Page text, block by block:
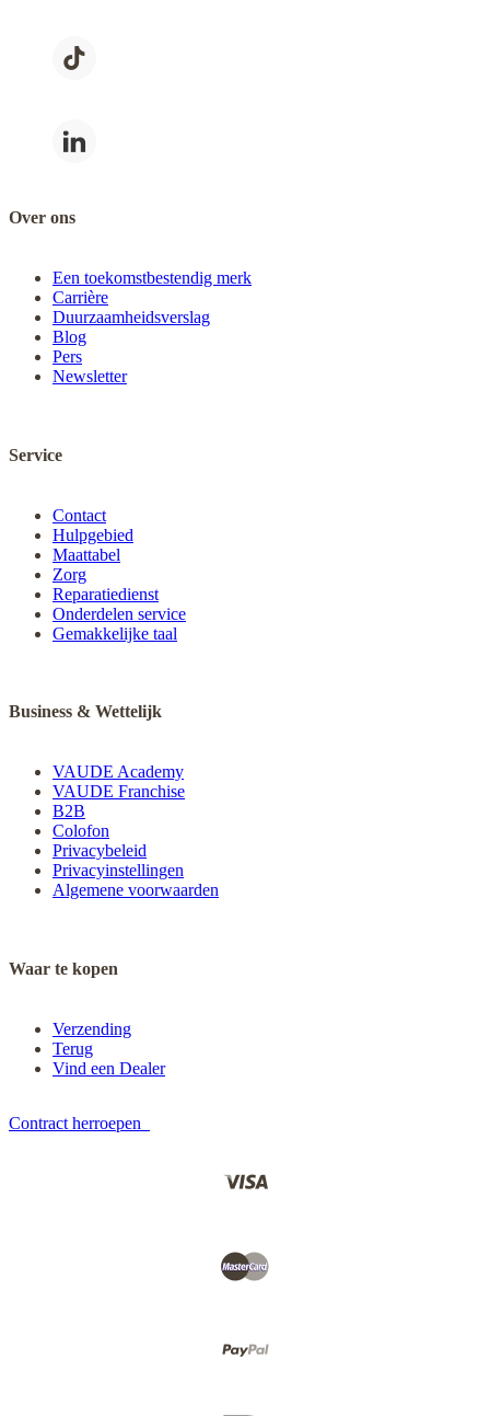
Over ons
Een toekomstbestendig merk
Carrière
Duurzaamheidsverslag
Blog
Pers
Newsletter
Service
Contact
Hulpgebied
Maattabel
Zorg
Reparatiedienst
Onderdelen service
Gemakkelijke taal
Business & Wettelijk
VAUDE Academy
VAUDE Franchise
B2B
Colofon
Privacybeleid
Privacyinstellingen
Algemene voorwaarden
Waar te kopen
Verzending
Terug
Vind een Dealer
Contract herroepen